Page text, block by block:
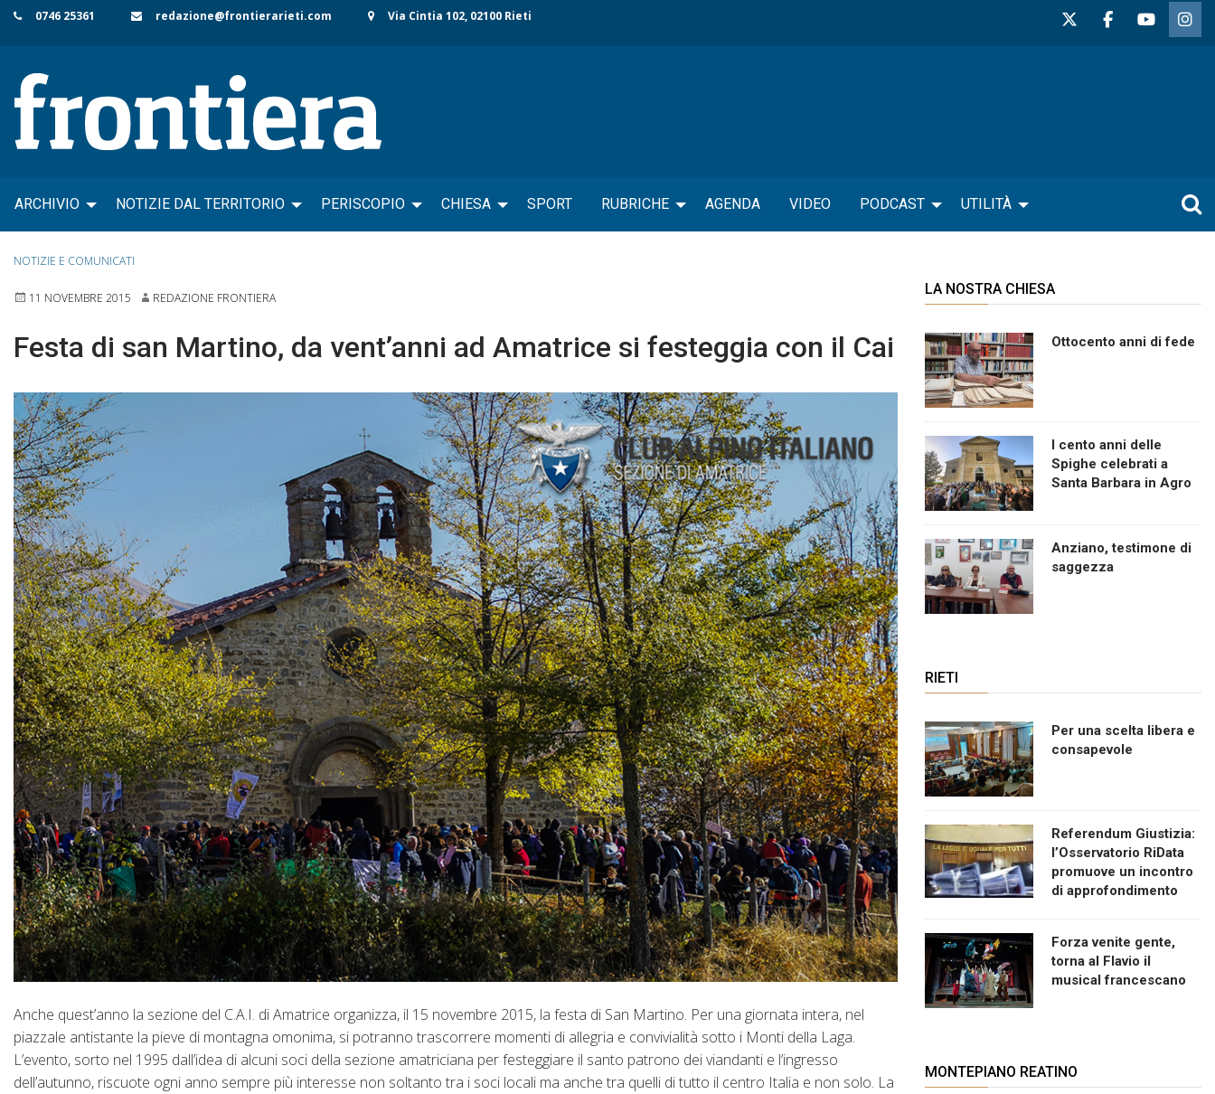
Skip
content
0746 25361 redazione@frontierarieti.com Via Cintia 102, 02100 Rieti
ARCHIVIO NOTIZIE DAL TERRITORIO PERISCOPIO CHIESA SPORT RUBRICHE AGENDA VIDEO PODCAST UTILITÀ
NOTIZIE E COMUNICATI
11 NOVEMBRE 2015 REDAZIONE FRONTIERA
Festa di san Martino, da vent’anni ad Amatrice si festeggia con il Cai
Anche quest’anno la sezione del C.A.I. di Amatrice organizza, il 15 novembre 2015, la festa di San Martino. Per una giornata intera, nel
piazzale antistante la pieve di montagna omonima, si potranno trascorrere momenti di allegria e convivialità sotto i Monti della Laga.
L’evento, sorto nel 1995 dall’idea di alcuni soci della sezione amatriciana per festeggiare il santo patrono dei viandanti e l’ingresso
dell’autunno, riscuote ogni anno sempre più interesse non soltanto tra i soci locali ma anche tra quelli di tutto il centro Italia e non solo. La
LA NOSTRA CHIESA
Ottocento anni di fede
I cento anni delle
Spighe celebrati a
Santa Barbara in Agro
Anziano, testimone di
saggezza
RIETI
Per una scelta libera e
consapevole
Referendum Giustizia:
l’Osservatorio RiData
promuove un incontro
di approfondimento
Forza venite gente,
torna al Flavio il
musical francescano
MONTEPIANO REATINO